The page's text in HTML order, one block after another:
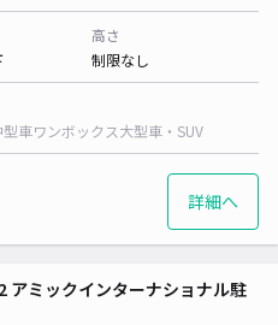
高さ
制限なし
型車ワンボックス大型車・SUV
詳細へ
アミックインターナショナル駐